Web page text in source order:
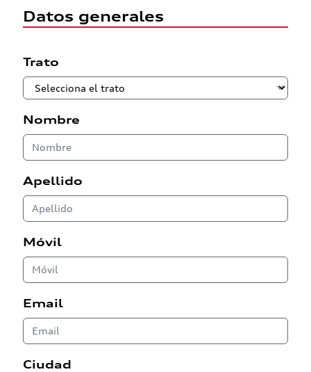
Datos generales
Trato
Nombre
Apellido
Móvil
Email
Ciudad